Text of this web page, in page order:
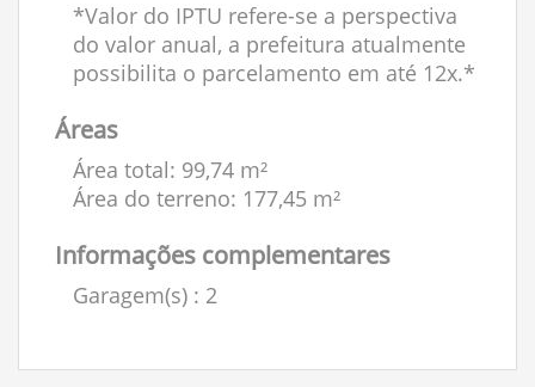
*Valor do IPTU refere-se a perspectiva
do valor anual, a prefeitura atualmente
possibilita o parcelamento em até 12x.*
Áreas
Área total: 99,74 m²
Área do terreno: 177,45 m²
Informações complementares
Garagem(s) : 2